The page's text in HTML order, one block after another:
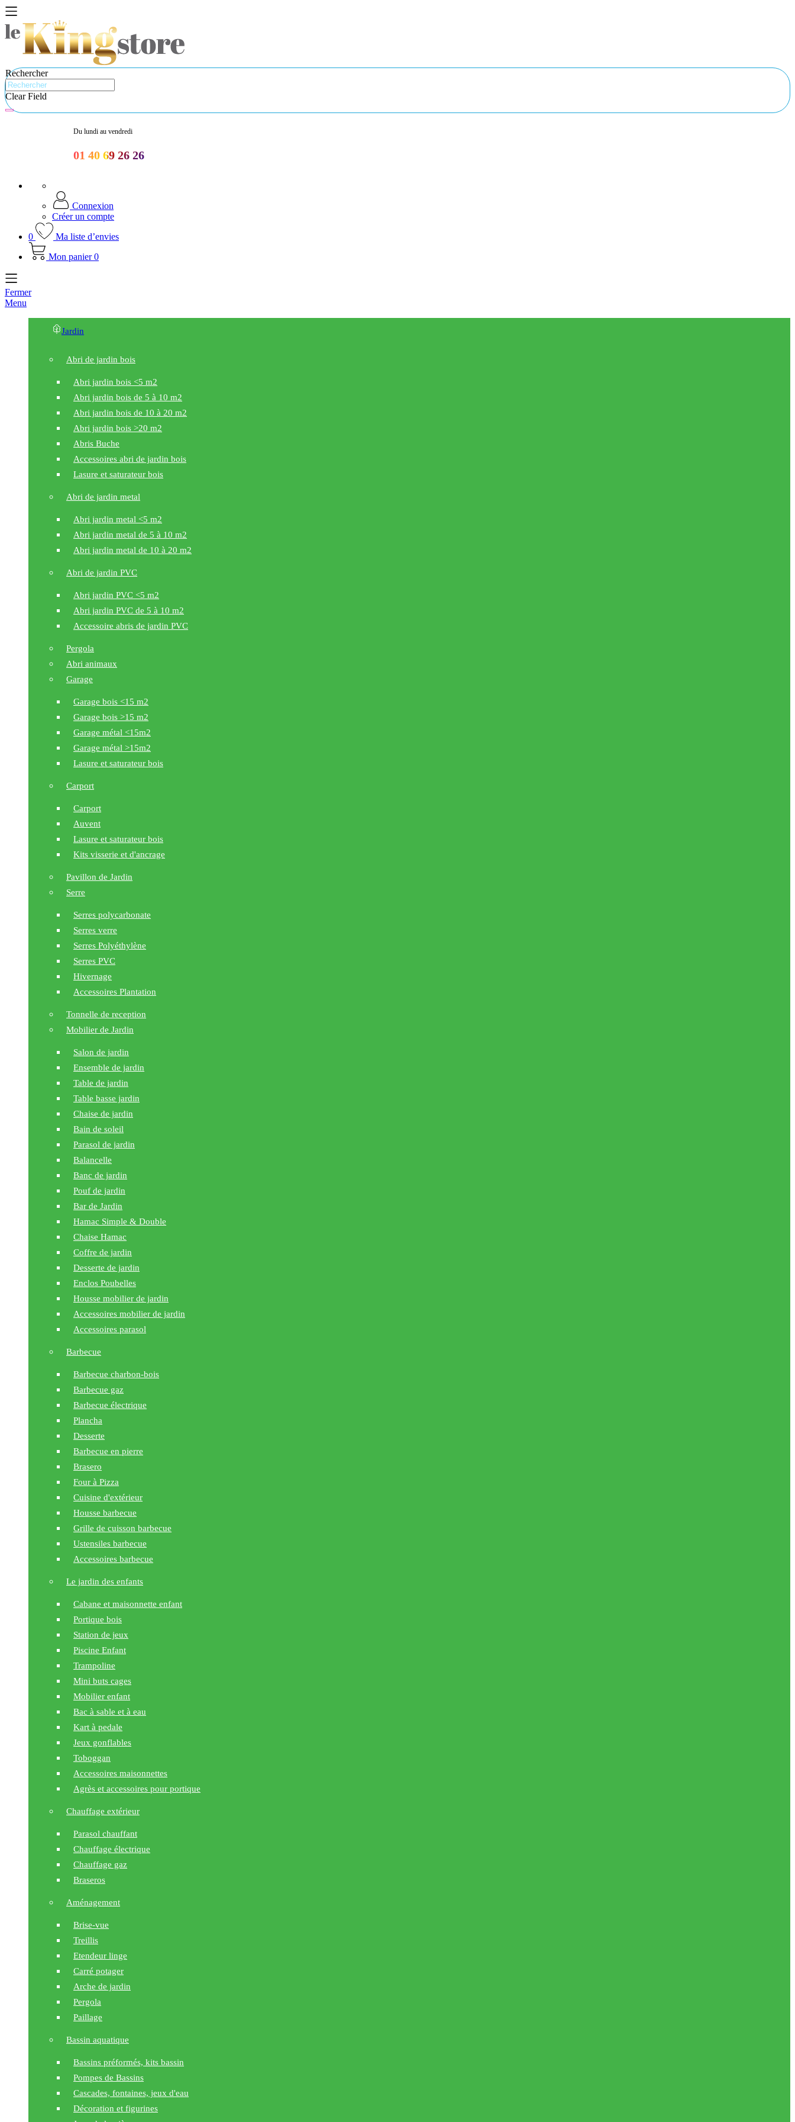
Rechercher
Clear Field
Du lundi au vendredi
01 40 69 26 26
Connexion
Créer un compte
0
Ma liste d’envies
Mon panier 0
Fermer
Menu
Jardin
Abri de jardin bois
Abri jardin bois <5 m2
Abri jardin bois de 5 à 10 m2
Abri jardin bois de 10 à 20 m2
Abri jardin bois >20 m2
Abris Buche
Accessoires abri de jardin bois
Lasure et saturateur bois
Abri de jardin metal
Abri jardin metal <5 m2
Abri jardin metal de 5 à 10 m2
Abri jardin metal de 10 à 20 m2
Abri de jardin PVC
Abri jardin PVC <5 m2
Abri jardin PVC de 5 à 10 m2
Accessoire abris de jardin PVC
Pergola
Abri animaux
Garage
Garage bois <15 m2
Garage bois >15 m2
Garage métal <15m2
Garage métal >15m2
Lasure et saturateur bois
Carport
Carport
Auvent
Lasure et saturateur bois
Kits visserie et d'ancrage
Pavillon de Jardin
Serre
Serres polycarbonate
Serres verre
Serres Polyéthylène
Serres PVC
Hivernage
Accessoires Plantation
Tonnelle de reception
Mobilier de Jardin
Salon de jardin
Ensemble de jardin
Table de jardin
Table basse jardin
Chaise de jardin
Bain de soleil
Parasol de jardin
Balancelle
Banc de jardin
Pouf de jardin
Bar de Jardin
Hamac Simple & Double
Chaise Hamac
Coffre de jardin
Desserte de jardin
Enclos Poubelles
Housse mobilier de jardin
Accessoires mobilier de jardin
Accessoires parasol
Barbecue
Barbecue charbon-bois
Barbecue gaz
Barbecue électrique
Plancha
Desserte
Barbecue en pierre
Brasero
Four à Pizza
Cuisine d'extérieur
Housse barbecue
Grille de cuisson barbecue
Ustensiles barbecue
Accessoires barbecue
Le jardin des enfants
Cabane et maisonnette enfant
Portique bois
Station de jeux
Piscine Enfant
Trampoline
Mini buts cages
Mobilier enfant
Bac à sable et à eau
Kart à pedale
Jeux gonflables
Toboggan
Accessoires maisonnettes
Agrès et accessoires pour portique
Chauffage extérieur
Parasol chauffant
Chauffage électrique
Chauffage gaz
Braseros
Aménagement
Brise-vue
Treillis
Etendeur linge
Carré potager
Arche de jardin
Pergola
Paillage
Bassin aquatique
Bassins préformés, kits bassin
Pompes de Bassins
Cascades, fontaines, jeux d'eau
Décoration et figurines